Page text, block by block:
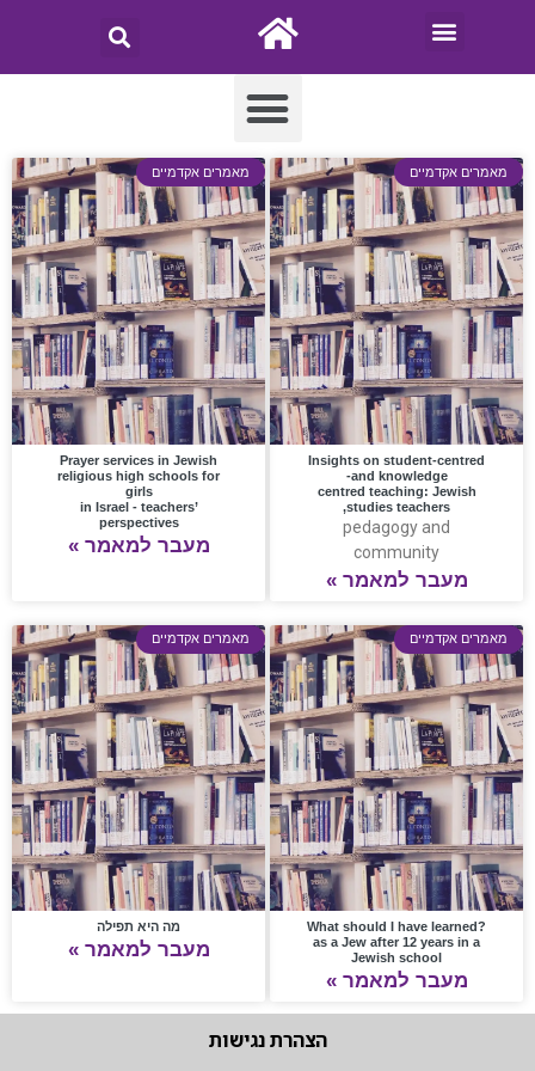
מאמרים אקדמיים
Insights on student-centred
and knowledge-
centred teaching: Jewish
studies teachers,
pedagogy and
community
מעבר למאמר »
מאמרים אקדמיים
Prayer services in Jewish
religious high schools for
girls
in Israel ‐ teachers’
perspectives
מעבר למאמר »
מאמרים אקדמיים
?What should I have learned
as a Jew after 12 years in a
Jewish school
מעבר למאמר »
מאמרים אקדמיים
מה היא תפילה
מעבר למאמר »
הצהרת נגישות